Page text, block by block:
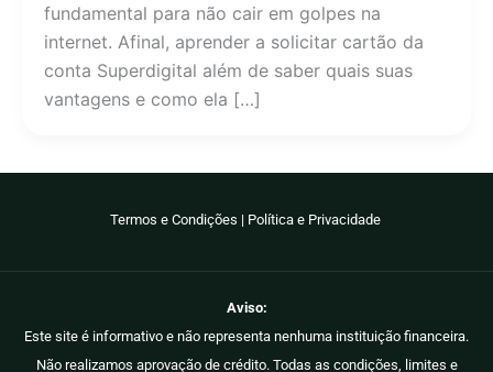
fundamental para não cair em golpes na
internet. Afinal, aprender a solicitar cartão da
conta Superdigital além de saber quais suas
vantagens e como ela […]
Termos e Condições | Política e Privacidade
Aviso:
Este site é informativo e não representa nenhuma instituição financeira.
Não realizamos aprovação de crédito. Todas as condições, limites e